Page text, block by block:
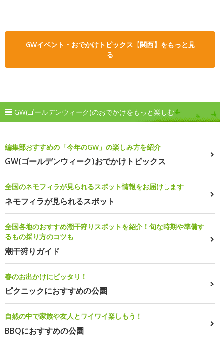
GWイベント・おでかけトピックス【関西】をもっと見
る
GW(ゴールデンウィーク)のおでかけをもっと楽しむ
編集部おすすめの「今年のGW」の楽しみ方を紹介
GW(ゴールデンウィーク)おでかけトピックス
全国のネモフィラが見られるスポット情報をお届けします
ネモフィラが見られるスポット
全国各地のおすすめ潮干狩りスポットを紹介！旬な時期や準備す
るもの採り方のコツも
潮干狩りガイド
春のお出かけにピッタリ！
ピクニックにおすすめの公園
自然の中で家族や友人とワイワイ楽しもう！
BBQにおすすめの公園